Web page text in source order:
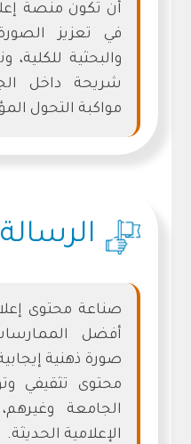
أن تكون منصة
في تعزيز الصورة
والبحثية للكلية،
شريحة داخل
مواكبة التحول
الرسالة
صناعة محتوى
أفضل
صورة ذهنية
محتوى تثقيفي
الجامعة
الإعلامية الحديثة.